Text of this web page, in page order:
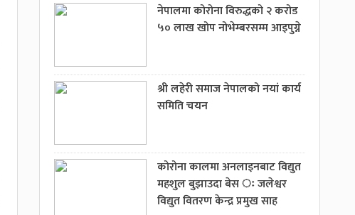
नेपालमा कोरोना विरुद्धको २ करोड
५० लाख खोप नोभेम्बरसम्म आइपुग्ने
श्री लहेरी समाज नेपालको नयां कार्य
समिति चयन
कोरोना कालमा अनलाइनबाट विद्युत
महशुल बुझाउदा बेस ः जलेश्वर
विद्युत वितरण केन्द्र प्रमुख साह